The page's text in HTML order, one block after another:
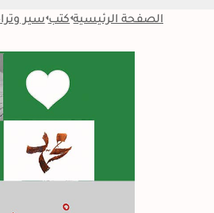
الصفحة الرئيسية كتب سير